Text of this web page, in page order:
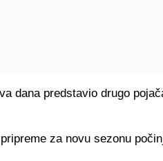
dana predstavio drugo
za novu sezonu